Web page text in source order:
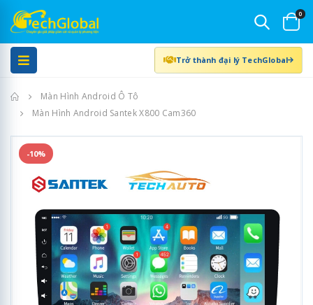
0
Trở thành đại lý TechGlobal
Trang chủMàn Hình Android Ô Tô
Màn Hình Android Santek X800 Cam360
-10%